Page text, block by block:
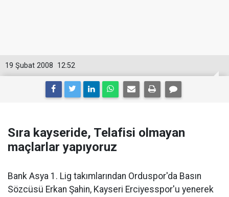
12:52
19 Şubat 2008
Sıra kayseride, Telafisi olmayan
maçlarlar yapıyoruz
Bank Asya 1. Lig takımlarından Orduspor'da Basın
Sözcüsü Erkan Şahin, Kayseri Erciyesspor'u yenerek